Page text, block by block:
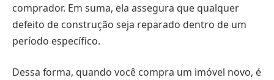
comprador. Em suma, ela assegura que qualquer
defeito de construção seja reparado dentro de um
período específico.
Dessa forma, quando você compra um imóvel novo, é